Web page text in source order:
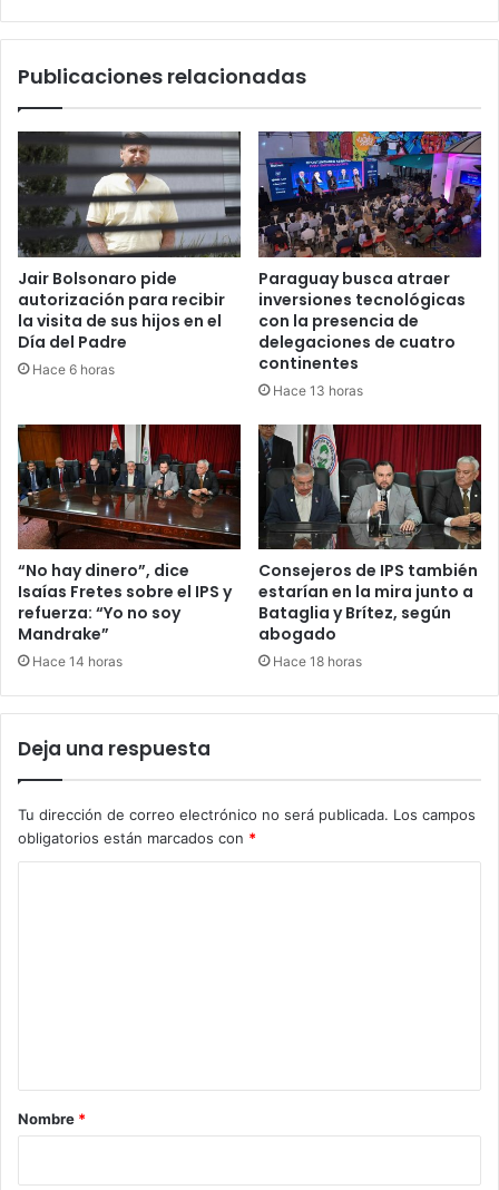
Publicaciones relacionadas
Jair Bolsonaro pide
autorización para recibir
la visita de sus hijos en el
Día del Padre
Hace 6 horas
Paraguay busca atraer
inversiones tecnológicas
con la presencia de
delegaciones de cuatro
continentes
Hace 13 horas
“No hay dinero”, dice
Isaías Fretes sobre el IPS y
refuerza: “Yo no soy
Mandrake”
Hace 14 horas
Consejeros de IPS también
estarían en la mira junto a
Bataglia y Brítez, según
abogado
Hace 18 horas
Deja una respuesta
Tu dirección de correo electrónico no será publicada. Los campos
obligatorios están marcados con *
r
Nombre *